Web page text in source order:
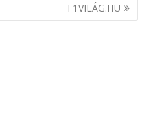
F1VILÁG.HU